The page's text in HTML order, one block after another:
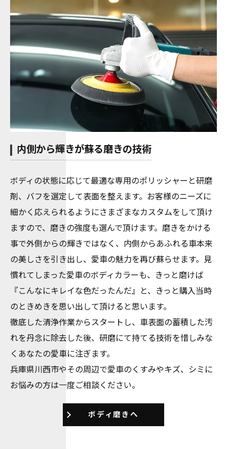
内側から輝きが蘇る磨きの技術
ボディの状態に応じて最適な専用のポリッシャーと研磨
剤、バフを選定して表面を整えます。お客様のニーズに
細かく応えられるようにさまざまなカスタムをして頂け
ますので、磨きの強度も選んで頂けます。磨きをかける
事で外側からの輝きではなく、内側からあふれる車本来
の美しさを引き出し、愛車の魅力を再び蘇らせます。見
慣れてしまった愛車のボディカラーも、きっと磨けば
『こんなにキレイな色だったんだ』と、きっと購入当時
のときめきを思い出して頂けると思います。
徹底した清浄作業からスタートし、車表面の蓄積した汚
れを丹念に除去した後、研磨にて持てる技術を惜しみな
くあなたの愛車に注ぎます。
兵庫県川西市やその周辺で愛車のくすみやキズ、シミに
お悩みの方は一度ご相談ください。
ボディ磨きへ